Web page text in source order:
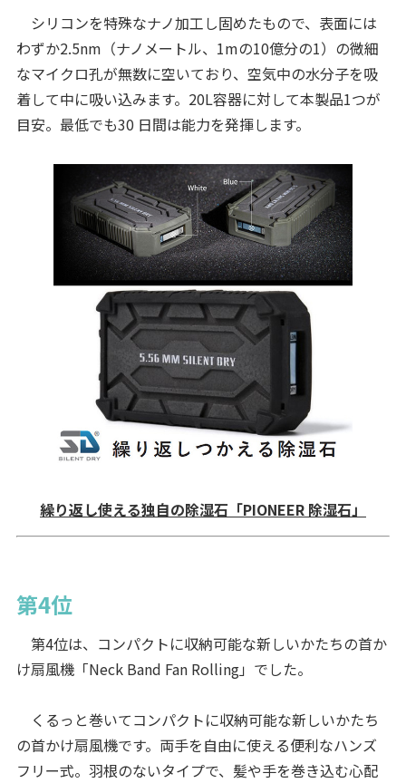
シリコンを特殊なナノ加工し固めたもので、表面には
わずか2.5nm（ナノメートル、1mの10億分の1）の微細
なマイクロ孔が無数に空いており、空気中の水分子を吸
着して中に吸い込みます。20L容器に対して本製品1つが
目安。最低でも30 日間は能力を発揮します。
繰り返し使える独自の除湿石「PIONEER 除湿石」
第4位
第4位は、コンパクトに収納可能な新しいかたちの首か
け扇風機「Neck Band Fan Rolling」でした。
くるっと巻いてコンパクトに収納可能な新しいかたち
の首かけ扇風機です。両手を自由に使える便利なハンズ
フリー式。羽根のないタイプで、髪や手を巻き込む心配